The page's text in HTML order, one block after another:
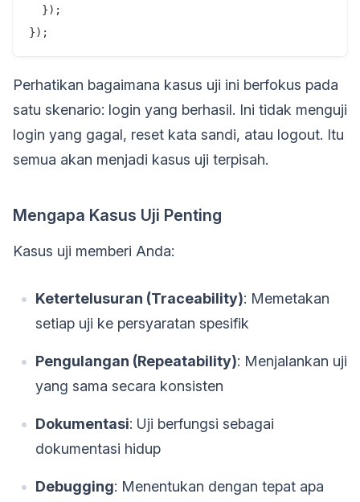
  });
Perhatikan bagaimana kasus uji ini berfokus pada
satu skenario: login yang berhasil. Ini tidak menguji
login yang gagal, reset kata sandi, atau logout. Itu
semua akan menjadi kasus uji terpisah.
Mengapa Kasus Uji Penting
Kasus uji memberi Anda:
Ketertelusuran (Traceability): Memetakan
setiap uji ke persyaratan spesifik
Pengulangan (Repeatability): Menjalankan uji
yang sama secara konsisten
Dokumentasi: Uji berfungsi sebagai
dokumentasi hidup
Debugging: Menentukan dengan tepat apa